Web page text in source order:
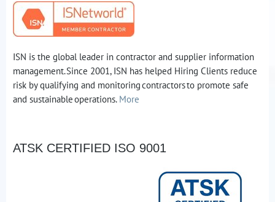
ISN is the global leader in contractor and supplier information
management. Since 2001, ISN has helped Hiring Clients reduce
risk by qualifying and monitoring contractors to promote safe
and sustainable operations.More
ATSK CERTIFIED ISO 9001